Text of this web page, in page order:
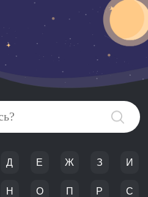
Д Е Ж З И
Н О П Р С